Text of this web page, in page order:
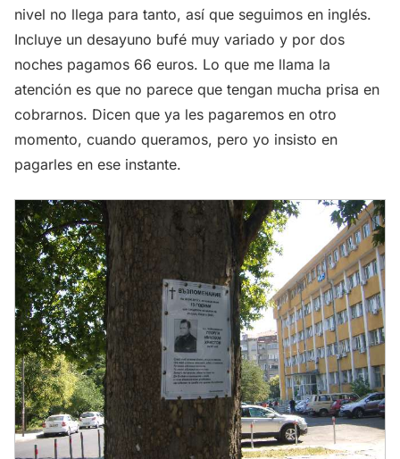
nivel no llega para tanto, así que seguimos en inglés.
Incluye un desayuno bufé muy variado y por dos
noches pagamos 66 euros. Lo que me llama la
atención es que no parece que tengan mucha prisa en
cobrarnos. Dicen que ya les pagaremos en otro
momento, cuando queramos, pero yo insisto en
pagarles en ese instante.